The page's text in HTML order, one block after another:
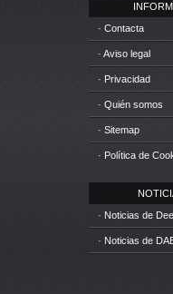
· Contacta
· Aviso legal
· Privacidad
· Quién somos
· Sitemap
· Política de
· Noticias de
· Noticias de